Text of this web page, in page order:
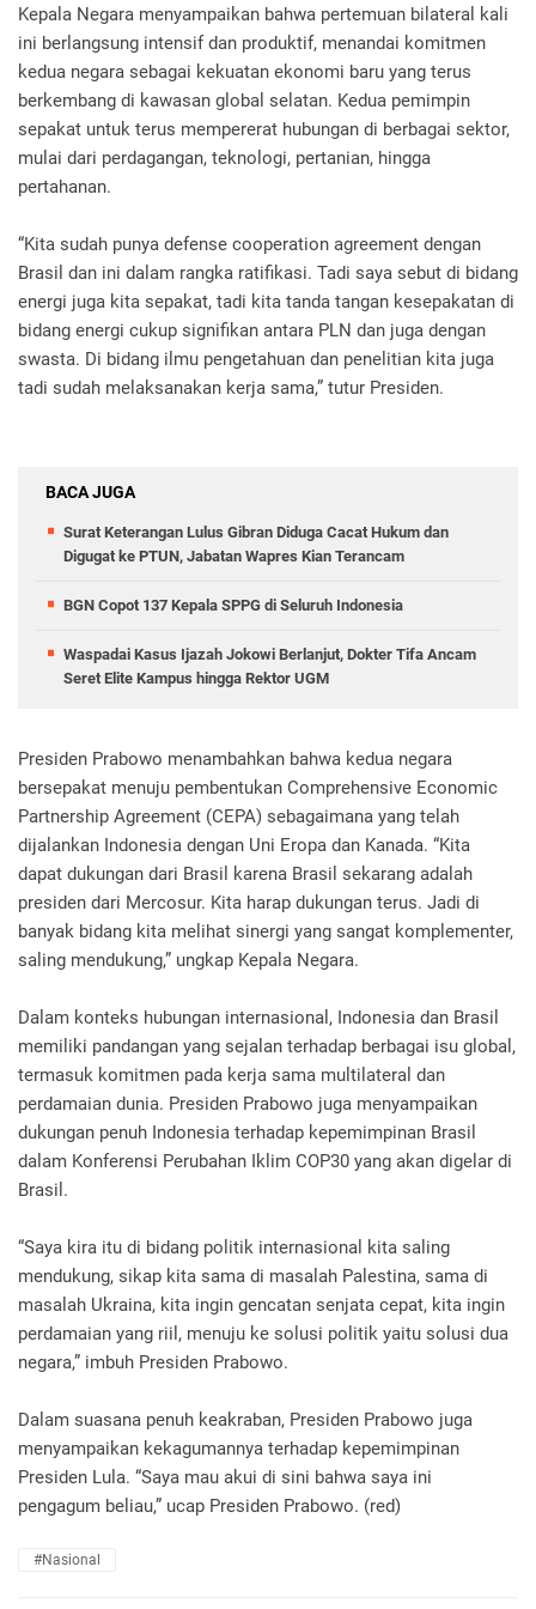
Kepala Negara menyampaikan bahwa pertemuan bilateral kali
ini berlangsung intensif dan produktif, menandai komitmen
kedua negara sebagai kekuatan ekonomi baru yang terus
berkembang di kawasan global selatan. Kedua pemimpin
sepakat untuk terus mempererat hubungan di berbagai sektor,
mulai dari perdagangan, teknologi, pertanian, hingga
pertahanan.
“Kita sudah punya defense cooperation agreement dengan
Brasil dan ini dalam rangka ratifikasi. Tadi saya sebut di bidang
energi juga kita sepakat, tadi kita tanda tangan kesepakatan di
bidang energi cukup signifikan antara PLN dan juga dengan
swasta. Di bidang ilmu pengetahuan dan penelitian kita juga
tadi sudah melaksanakan kerja sama,” tutur Presiden.
BACA JUGA
Surat Keterangan Lulus Gibran Diduga Cacat Hukum dan
Digugat ke PTUN, Jabatan Wapres Kian Terancam
BGN Copot 137 Kepala SPPG di Seluruh Indonesia
Waspadai Kasus Ijazah Jokowi Berlanjut, Dokter Tifa Ancam
Seret Elite Kampus hingga Rektor UGM
Presiden Prabowo menambahkan bahwa kedua negara
bersepakat menuju pembentukan Comprehensive Economic
Partnership Agreement (CEPA) sebagaimana yang telah
dijalankan Indonesia dengan Uni Eropa dan Kanada. “Kita
dapat dukungan dari Brasil karena Brasil sekarang adalah
presiden dari Mercosur. Kita harap dukungan terus. Jadi di
banyak bidang kita melihat sinergi yang sangat komplementer,
saling mendukung,” ungkap Kepala Negara.
Dalam konteks hubungan internasional, Indonesia dan Brasil
memiliki pandangan yang sejalan terhadap berbagai isu global,
termasuk komitmen pada kerja sama multilateral dan
perdamaian dunia. Presiden Prabowo juga menyampaikan
dukungan penuh Indonesia terhadap kepemimpinan Brasil
dalam Konferensi Perubahan Iklim COP30 yang akan digelar di
Brasil.
“Saya kira itu di bidang politik internasional kita saling
mendukung, sikap kita sama di masalah Palestina, sama di
masalah Ukraina, kita ingin gencatan senjata cepat, kita ingin
perdamaian yang riil, menuju ke solusi politik yaitu solusi dua
negara,” imbuh Presiden Prabowo.
Dalam suasana penuh keakraban, Presiden Prabowo juga
menyampaikan kekagumannya terhadap kepemimpinan
Presiden Lula. “Saya mau akui di sini bahwa saya ini
pengagum beliau,” ucap Presiden Prabowo. (red)
#Nasional